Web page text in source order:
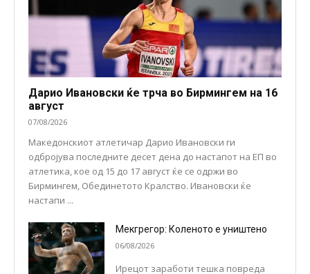
Дарио Ивановски ќе трча во Бирмингем на 16
август
07/08/2026
Македонскиот атлетичар Дарио Ивановски ги
одбројува последните десет дена до настапот на ЕП во
атлетика, кое од 15 до 17 август ќе се одржи во
Бирмингем, Обединетото Кралство. Ивановски ќе
настапи ...
Мекгрегор: Коленото е уништено
06/08/2026
Ирецот заработи тешка повреда